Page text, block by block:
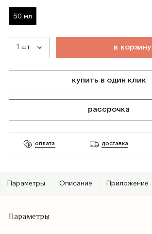
50 мл
в корзину
купить в один клик
рассрочка
оплата доставка
Параметры Описание Приложение
Параметры